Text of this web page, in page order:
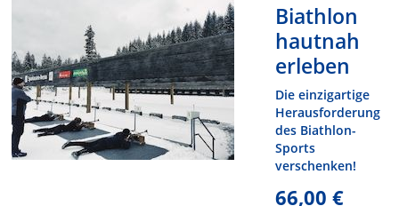
Biathlon
hautnah
erleben
Die einzigartige
Herausforderung
des Biathlon-
Sports
verschenken!
66,00 €